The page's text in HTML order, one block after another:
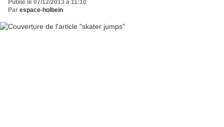
Publié le 07/12/2013 à 11:10
Par espace-holbein